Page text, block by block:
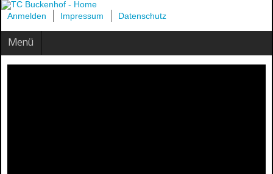
Anmelden Impressum Datenschutz
Menü